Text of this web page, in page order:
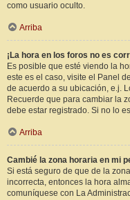
como usuario oculto.
Arriba
¡La hora en los foros no es
Es posible que esté viendo la
este es el caso, visite el Panel
de acuerdo a su ubicación, e.j.
Recuerde que para cambiar la
debe estar registrado. Si no lo
Arriba
Cambié la zona horaria en mi
Si está seguro de que de la
incorrecta, entonces la hora
comuníquese con La